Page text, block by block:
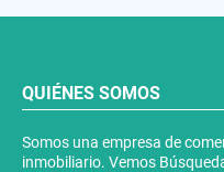
QUIÉNES SOMOS
Somos una empresa de
inmobiliario. Vemos